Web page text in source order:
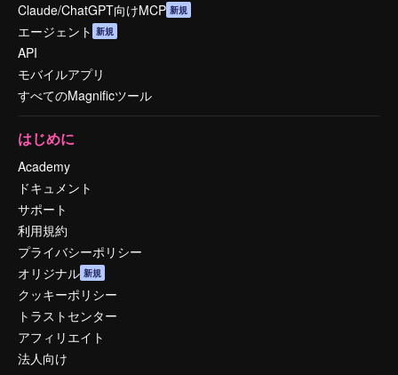
Claude/ChatGPT向けMCP 新規
エージェント 新規
API
モバイルアプリ
すべてのMagnificツール
はじめに
Academy
ドキュメント
サポート
利用規約
プライバシーポリシー
オリジナル 新規
クッキーポリシー
トラストセンター
アフィリエイト
法人向け